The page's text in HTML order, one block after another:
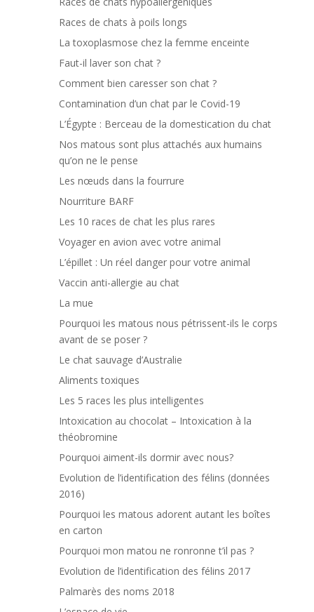
Races de chats à poils longs
La toxoplasmose chez la femme enceinte
Faut-il laver son chat ?
Comment bien caresser son chat ?
Contamination d’un chat par le Covid-19
L’Égypte : Berceau de la domestication du chat
Nos matous sont plus attachés aux humains
qu’on ne le pense
Les nœuds dans la fourrure
Nourriture BARF
Les 10 races de chat les plus rares
Voyager en avion avec votre animal
L’épillet : Un réel danger pour votre animal
Vaccin anti-allergie au chat
La mue
Pourquoi les matous nous pétrissent-ils le corps
avant de se poser ?
Le chat sauvage d’Australie
Aliments toxiques
Les 5 races les plus intelligentes
Intoxication au chocolat – Intoxication à la
théobromine
Pourquoi aiment-ils dormir avec nous?
Evolution de l’identification des félins (données
2016)
Pourquoi les matous adorent autant les boîtes
en carton
Pourquoi mon matou ne ronronne t’il pas ?
Evolution de l’identification des félins 2017
Palmarès des noms 2018